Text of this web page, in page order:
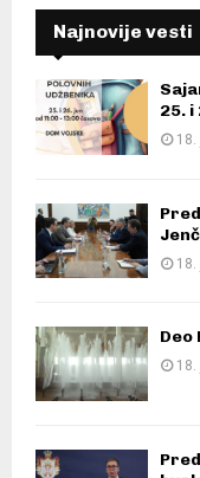
Najnovije vesti
25. i
18.
18.
Deo
18.